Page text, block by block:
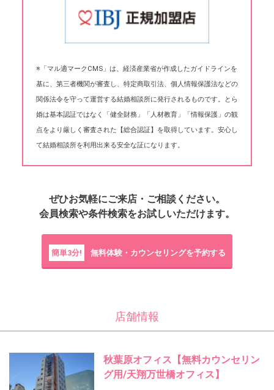
※「マル適マークCMS」は、経済産業省が作成したガイドラインを
基に、第三者機関が審査し、特定商取引法、個人情報保護法などの
関係法令を守って運営する結婚相談所に発行されるものです。とら
婚は基本認証ではなく「健全財務」「人材教育」「情報保護」の観
点をより厳しく審査された【総合認証】を取得しています。安心し
て結婚相談所を利用出来る安全な証になります。
ぜひお気軽にご来店・ご相談ください。
会員検索や条件検索をお試しいただけます。
簡単3分! 無料体験・カウンセリングを予約する
店舗情報
秋葉原オフィス【無料カウンセリン
グ用/天翔万世橋オフィス】